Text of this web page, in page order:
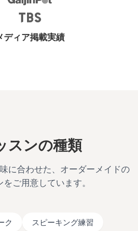
ディア掲載実績
スンの種類
に合わせた、オーダーメイドの
をご用意しています。
ク
スピーキング練習